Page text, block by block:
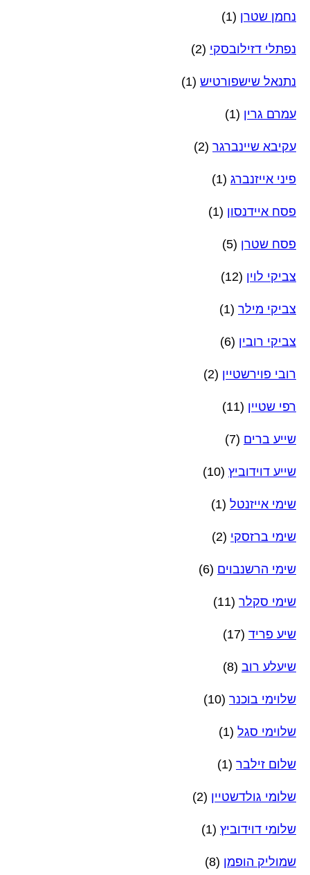
נחמן שטרן (1)
נפתלי דזילובסקי (2)
נתנאל שישפורטיש (1)
עמרם גרין (1)
עקיבא שיינברגר (2)
פיני אייזנברג (1)
פסח איידנסון (1)
פסח שטרן (5)
צביקי לוין (12)
צביקי מילר (1)
צביקי רובין (6)
רובי פוירשטיין (2)
רפי שטיין (11)
שייע ברים (7)
שייע דוידוביץ (10)
שימי אייזנטל (1)
שימי ברזסקי (2)
שימי הרשנבוים (6)
שימי סקלר (11)
שיע פריד (17)
שיעלע רוב (8)
שלוימי בוכנר (10)
שלוימי סגל (1)
שלום זילבר (1)
שלומי גולדשטיין (2)
שלומי דוידוביץ (1)
שמוליק הופמן (8)